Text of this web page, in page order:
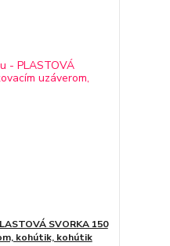
SVORKA 150
kohútik, kohútik